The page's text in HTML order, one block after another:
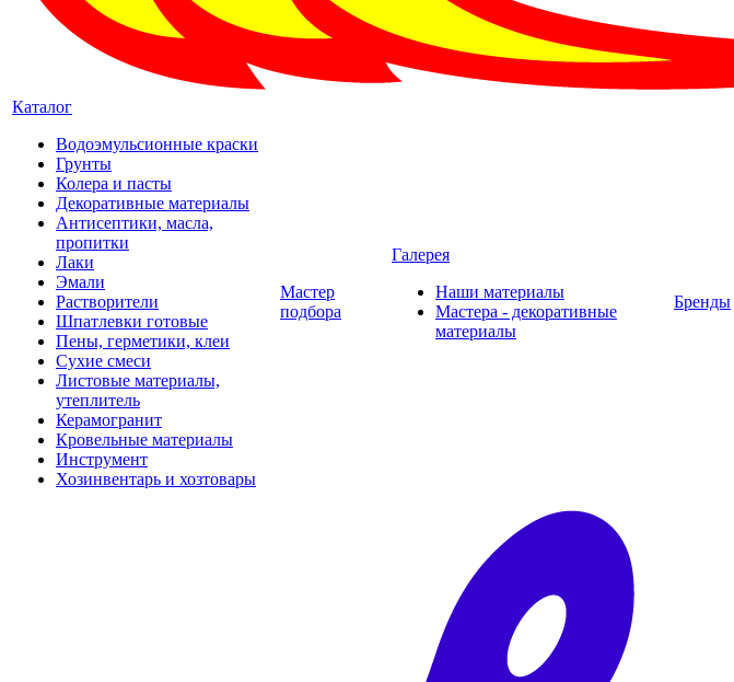
Каталог
Водоэмульсионные краски
Грунты
Колера и пасты
Декоративные материалы
Антисептики, масла,
пропитки
Лаки
Эмали
Растворители
Шпатлевки готовые
Пены, герметики, клеи
Сухие смеси
Листовые материалы,
утеплитель
Керамогранит
Кровельные материалы
Инструмент
Хозинвентарь и хозтовары
Мастер
подбора
Галерея
Наши материалы
Мастера - декоративные
материалы
Бренды